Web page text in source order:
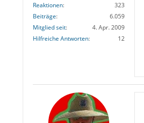
Reaktionen
323
Beiträge
6.059
Mitglied seit
4. Apr. 2009
Hilfreiche Antworten
12